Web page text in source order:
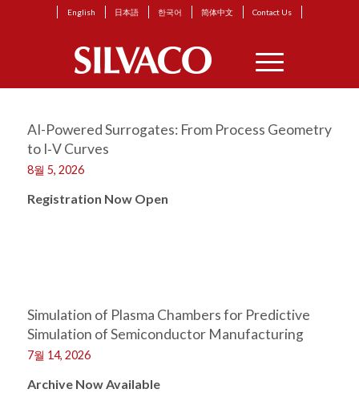
English 日本語 한국어 简体中文 Contact Us
AI-Powered Surrogates: From Process Geometry
to I‑V Curves
8월 5, 2026
Registration Now Open
Simulation of Plasma Chambers for Predictive
Simulation of Semiconductor Manufacturing
7월 14, 2026
Archive Now Available